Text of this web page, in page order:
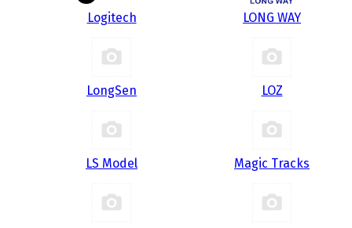
Logitech LONG WAY
LongSen LOZ
LS Model Magic Tracks